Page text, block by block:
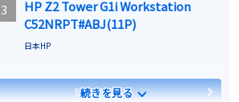
3
HP Z2 Tower G1i Workstation
C52NRPT#ABJ(11P)
日本HP
詳細を見る
続きを見る